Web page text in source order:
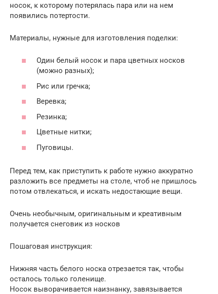
носок, к которому потерялась пара или на нем
появились потертости.
Материалы, нужные для изготовления поделки:
Один белый носок и пара цветных носков
(можно разных);
Рис или гречка;
Веревка;
Резинка;
Цветные нитки;
Пуговицы.
Перед тем, как приступить к работе нужно аккуратно
разложить все предметы на столе, чтоб не пришлось
потом отвлекаться, и искать недостающие вещи.
Очень необычным, оригинальным и креативным
получается снеговик из носков
Пошаговая инструкция:
Нижняя часть белого носка отрезается так, чтобы
осталось только голенище.
Носок выворачивается наизнанку, завязывается